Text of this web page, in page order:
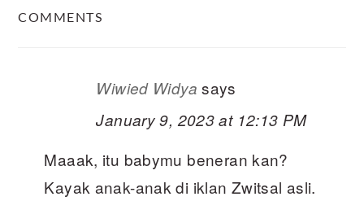
COMMENTS
Wiwied Widya says
January 9, 2023 at 12:13 PM
Maaak, itu babymu beneran kan?
Kayak anak-anak di iklan Zwitsal asli.